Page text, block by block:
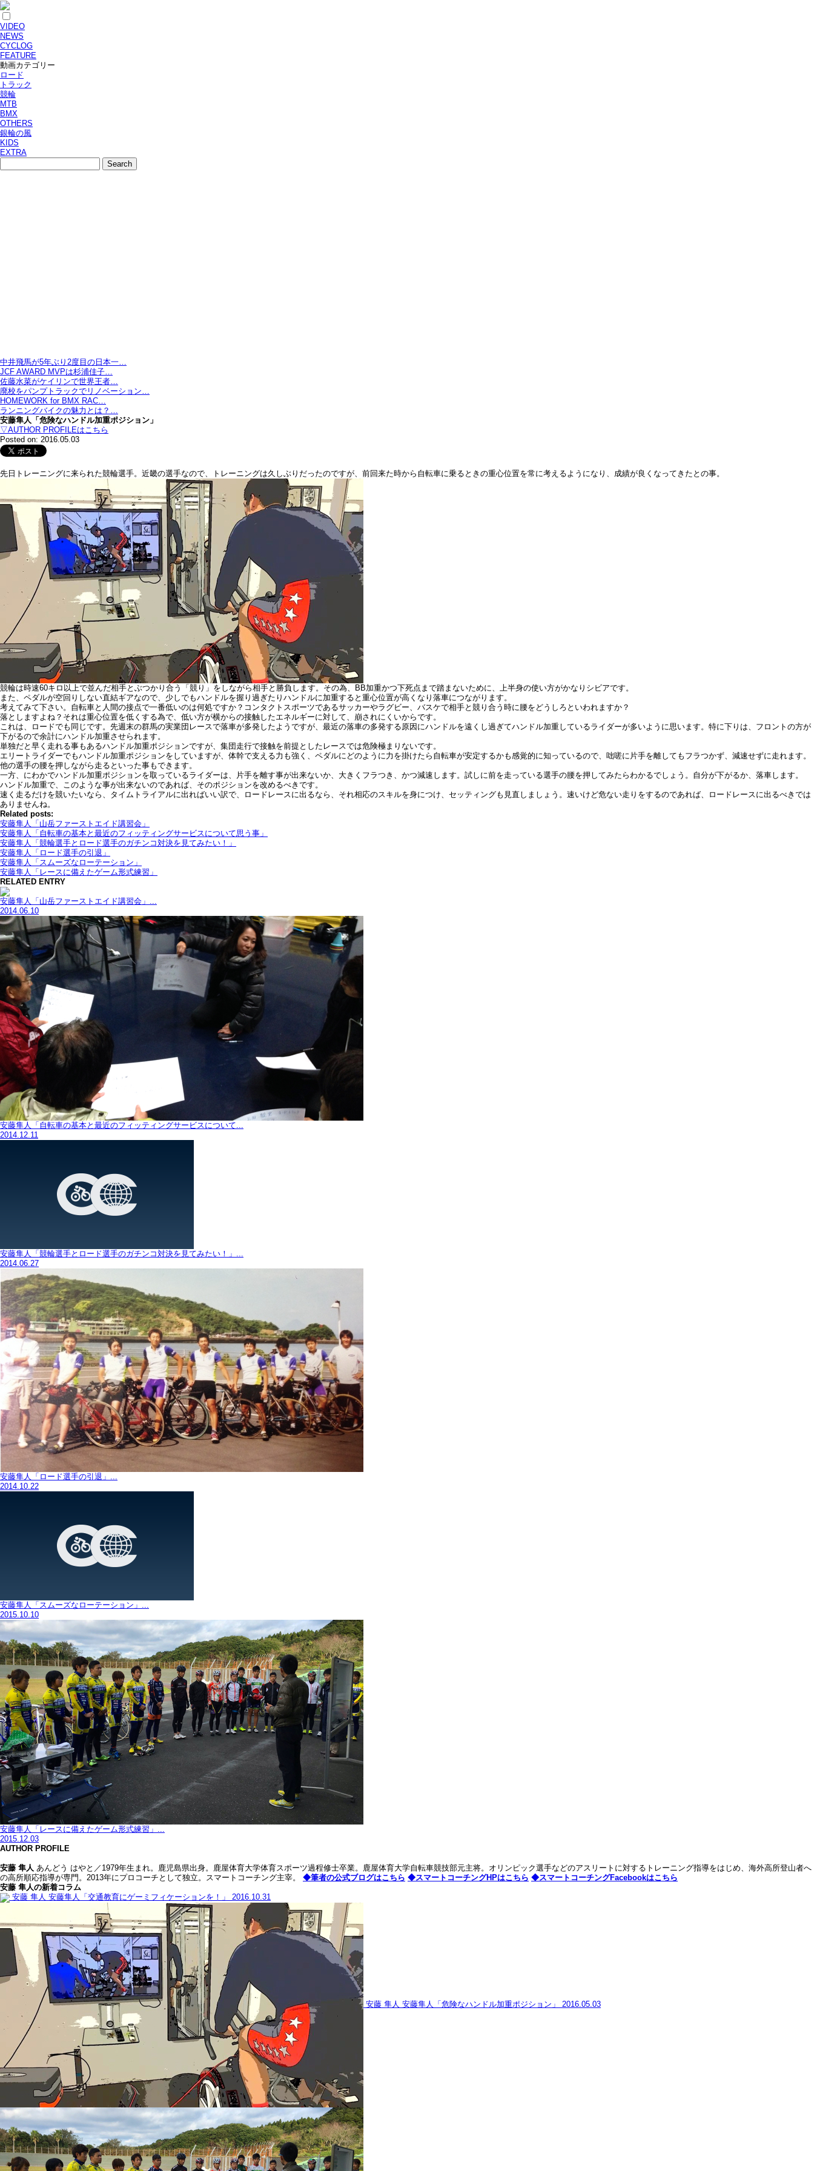
VIDEO
NEWS
CYCLOG
FEATURE
動画カテゴリー
ロード
トラック
競輪
MTB
BMX
OTHERS
銀輪の風
KIDS
EXTRA
中井飛馬が5年ぶり2度目の日本一…
JCF AWARD MVPは杉浦佳子…
佐藤水菜がケイリンで世界王者…
廃校をパンプトラックでリノベーション…
HOMEWORK for BMX RAC…
ランニングバイクの魅力とは？…
安藤隼人「危険なハンドル加重ポジション」
▽AUTHOR PROFILEはこちら
Posted on: 2016.05.03
先日トレーニングに来られた競輪選手。近畿の選手なので、トレーニングは久しぶりだったのですが、前回来た時から自転車に乗るときの重心位置を常に考えるようになり、成績が良くなってきたとの事。
競輪は時速60キロ以上で並んだ相手とぶつかり合う「競り」をしながら相手と勝負します。その為、BB加重かつ下死点まで踏まないために、上半身の使い方がかなりシビアです。
また、ペダルが空回りしない直結ギアなので、少しでもハンドルを握り過ぎたりハンドルに加重すると重心位置が高くなり落車につながります。
考えてみて下さい。自転車と人間の接点で一番低いのは何処ですか？コンタクトスポーツであるサッカーやラグビー、バスケで相手と競り合う時に腰をどうしろといわれますか？
落としますよね？それは重心位置を低くする為で、低い方が横からの接触したエネルギーに対して、崩されにくいからです。
これは、ロードでも同じです。先週末の群馬の実業団レースで落車が多発したようですが、最近の落車の多発する原因にハンドルを遠くし過ぎてハンドル加重しているライダーが多いように思います。特に下りは、フロントの方が
下がるので余計にハンドル加重させられます。
単独だと早く走れる事もあるハンドル加重ポジションですが、集団走行で接触を前提としたレースでは危険極まりないです。
エリートライダーでもハンドル加重ポジションをしていますが、体幹で支える力も強く、ペダルにどのように力を掛けたら自転車が安定するかも感覚的に知っているので、咄嗟に片手を離してもフラつかず、減速せずに走れます。
他の選手の腰を押しながら走るといった事もできます。
一方、にわかでハンドル加重ポジションを取っているライダーは、片手を離す事が出来ないか、大きくフラつき、かつ減速します。試しに前を走っている選手の腰を押してみたらわかるでしょう。自分が下がるか、落車します。
ハンドル加重で、このような事が出来ないのであれば、そのポジションを改めるべきです。
速く走るだけを競いたいなら、タイムトライアルに出ればいい訳で、ロードレースに出るなら、それ相応のスキルを身につけ、セッティングも見直しましょう。速いけど危ない走りをするのであれば、ロードレースに出るべきでは
ありませんね。
Related posts:
安藤隼人「山岳ファーストエイド講習会」
安藤隼人「自転車の基本と最近のフィッティングサービスについて思う事」
安藤隼人「競輪選手とロード選手のガチンコ対決を見てみたい！」
安藤隼人「ロード選手の引退」
安藤隼人「スムーズなローテーション」
安藤隼人「レースに備えたゲーム形式練習」
RELATED ENTRY
安藤隼人「山岳ファーストエイド講習会」...
2014.06.10
安藤隼人「自転車の基本と最近のフィッティングサービスについて...
2014.12.11
安藤隼人「競輪選手とロード選手のガチンコ対決を見てみたい！」...
2014.06.27
安藤隼人「ロード選手の引退」...
2014.10.22
安藤隼人「スムーズなローテーション」...
2015.10.10
安藤隼人「レースに備えたゲーム形式練習」...
2015.12.03
AUTHOR PROFILE
安藤 隼人 あんどう はやと／1979年生まれ。鹿児島県出身。鹿屋体育大学体育スポーツ過程修士卒業。鹿屋体育大学自転車競技部元主将。オリンピック選手などのアスリートに対するトレーニング指導をはじめ、海外高所登山者へ
の高所順応指導が専門。2013年にプロコーチとして独立。スマートコーチング主宰。 ◆筆者の公式ブログはこちら ◆スマートコーチングHPはこちら ◆スマートコーチングFacebookはこちら
安藤 隼人の新着コラム
安藤 隼人 安藤隼人「交通教育にゲーミフィケーションを！」 2016.10.31
安藤 隼人 安藤隼人「危険なハンドル加重ポジション」 2016.05.03